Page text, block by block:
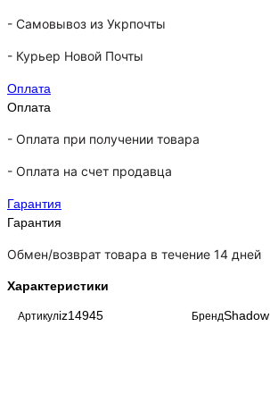
- Самовывоз из Укрпочты
- Курьер Новой Почты
Оплата
Оплата
- Оплата при получении товара
- Оплата на счет продавца
Гарантия
Гарантия
Обмен/возврат товара в течение 14 дней
Характеристики
Артикулiz14945 БрендShadow